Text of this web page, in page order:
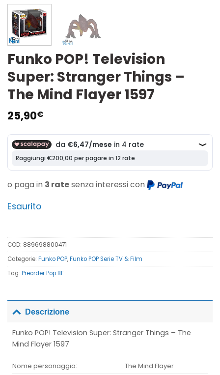
Funko POP! Television
Super: Stranger Things –
The Mind Flayer 1597
25,90€
o paga in 3 ratesenza interessi con
Esaurito
COD: 889698800471
Categorie: Funko POP,Funko POP Serie TV & Film
Tag: Preorder Pop BF
Descrizione
Funko POP! Television Super: Stranger Things – The
Mind Flayer 1597
Nome personaggio:
The Mind Flayer